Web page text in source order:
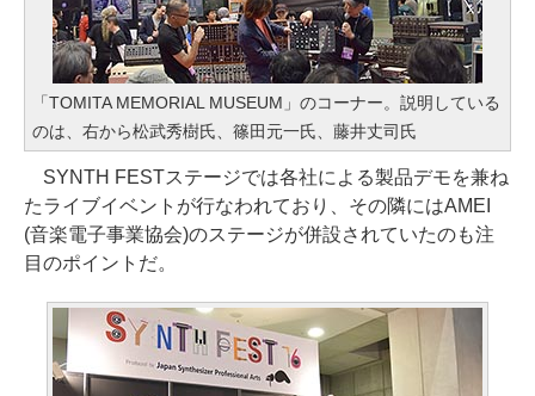
「TOMITA MEMORIAL MUSEUM」のコーナー。説明している
のは、右から松武秀樹氏、篠田元一氏、藤井丈司氏
SYNTH FESTステージでは各社による製品デモを兼ね
たライブイベントが行なわれており、その隣にはAMEI
(音楽電子事業協会)のステージが併設されていたのも注
目のポイントだ。